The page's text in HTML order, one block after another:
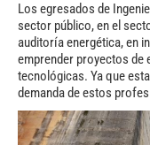
Los egresados de
sector público, en el
auditoría energética, en
emprender proyectos de
tecnológicas. Ya que
demanda de estos